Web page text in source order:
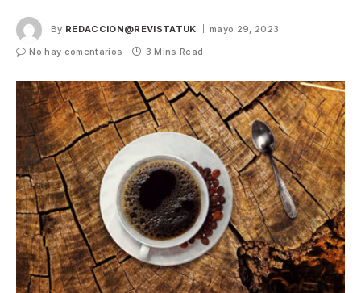
By REDACCION@REVISTATUK
mayo 29, 2023
No hay comentarios
3 Mins Read